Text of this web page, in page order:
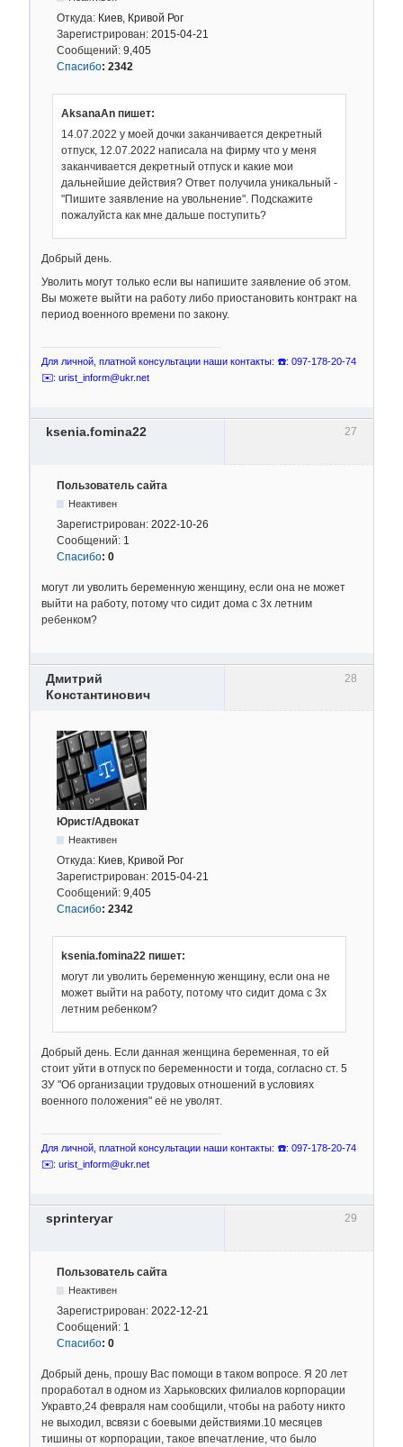
Откуда: Киев, Кривой Рог
Зарегистрирован: 2015-04-21
Сообщений: 9,405
Спасибо: 2342
AksanaAn пишет:
14.07.2022 у моей дочки заканчивается декретный
отпуск, 12.07.2022 написала на фирму что у меня
заканчивается декретный отпуск и какие мои
дальнейшие действия? Ответ получила уникальный -
"Пишите заявление на увольнение". Подскажите
пожалуйста как мне дальше поступить?
Добрый день.
Уволить могут только если вы напишите заявление об этом.
Вы можете выйти на работу либо приостановить контракт на
период военного времени по закону.
Для личной, платной консультации наши контакты: ☎️: 097-178-20-74
✉️: urist_inform@ukr.net
27
ksenia.fomina22
Пользователь сайта
Неактивен
Зарегистрирован: 2022-10-26
Сообщений: 1
Спасибо: 0
могут ли уволить беременную женщину, если она не может
выйти на работу, потому что сидит дома с 3х летним
ребенком?
28
Дмитрий
Константинович
Юрист/Адвокат
Неактивен
Откуда: Киев, Кривой Рог
Зарегистрирован: 2015-04-21
Сообщений: 9,405
Спасибо: 2342
ksenia.fomina22 пишет:
могут ли уволить беременную женщину, если она не
может выйти на работу, потому что сидит дома с 3х
летним ребенком?
Добрый день. Если данная женщина беременная, то ей
стоит уйти в отпуск по беременности и тогда, согласно ст. 5
ЗУ "Об организации трудовых отношений в условиях
военного положения" её не уволят.
Для личной, платной консультации наши контакты: ☎️: 097-178-20-74
✉️: urist_inform@ukr.net
29
sprinteryar
Пользователь сайта
Неактивен
Зарегистрирован: 2022-12-21
Сообщений: 1
Спасибо: 0
Добрый день, прошу Вас помощи в таком вопросе. Я 20 лет
проработал в одном из Харьковских филиалов корпорации
Укравто,24 февраля нам сообщили, чтобы на работу никто
не выходил, всвязи с боевыми действиями.10 месяцев
тишины от корпорации, такое впечатление, что было